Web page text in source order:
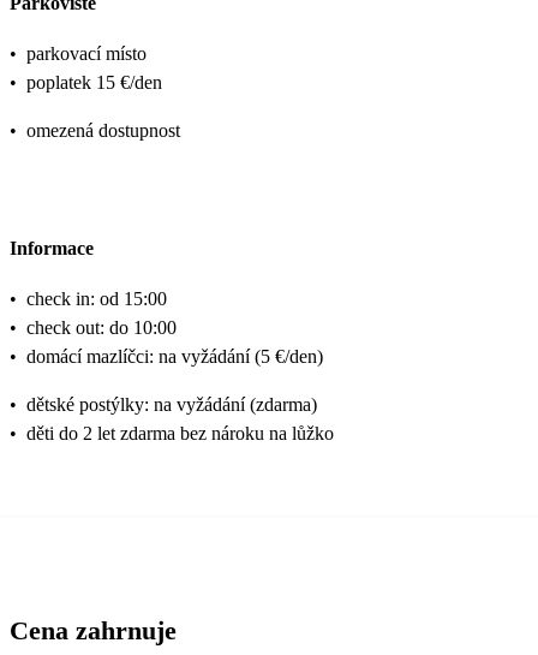
• parkovací místo
• poplatek 15 €/den
• omezená dostupnost
Informace
• check in: od 15:00
• check out: do 10:00
• domácí mazlíčci: na vyžádání (5 €/den)
• dětské postýlky: na vyžádání (zdarma)
• děti do 2 let zdarma bez nároku na lůžko
Cena zahrnuje